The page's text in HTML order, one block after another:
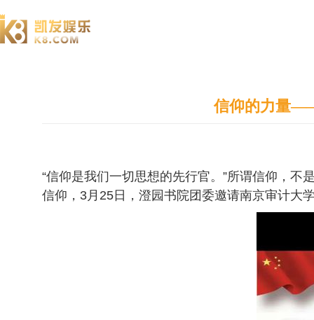
信仰的力量
“信仰是我们一切思想的先行官。”所谓信仰，
信仰，3月25日，澄园书院团委邀请南京审计大